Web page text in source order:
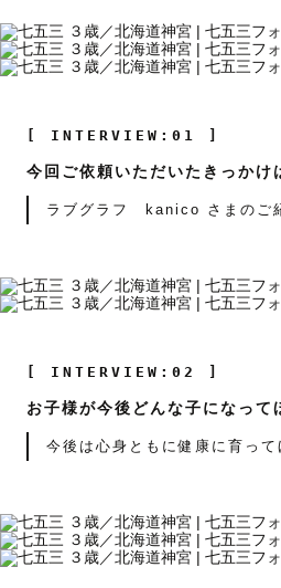
[ INTERVIEW:01 ]
今回ご依頼いただいたきっかけ
ラブグラフ kanico さまのご
[ INTERVIEW:02 ]
お子様が今後どんな子になって
今後は心身ともに健康に育って